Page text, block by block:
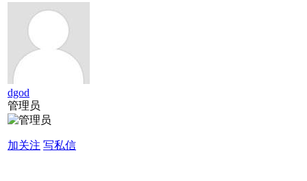
dgod
管理员
加关注 写私信